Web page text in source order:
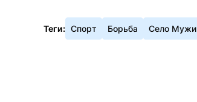
Теги: Спорт Борьба Село Мужи